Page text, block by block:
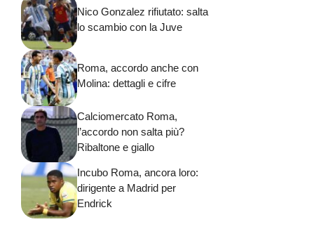
Nico Gonzalez rifiutato: salta
lo scambio con la Juve
Roma, accordo anche con
Molina: dettagli e cifre
Calciomercato Roma,
l’accordo non salta più?
Ribaltone e giallo
Incubo Roma, ancora loro:
dirigente a Madrid per
Endrick